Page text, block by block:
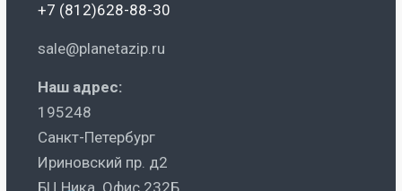
+7 (812)628-88-30
sale@planetazip.ru
Наш адрес:
195248
Санкт-Петербург
Ириновский пр. д2